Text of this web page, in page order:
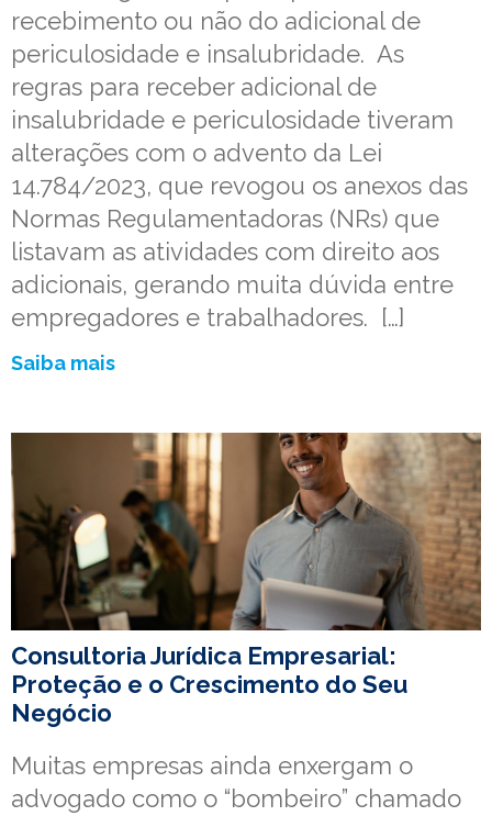
recebimento ou não do adicional de
periculosidade e insalubridade. As
regras para receber adicional de
insalubridade e periculosidade tiveram
alterações com o advento da Lei
14.784/2023, que revogou os anexos das
Normas Regulamentadoras (NRs) que
listavam as atividades com direito aos
adicionais, gerando muita dúvida entre
empregadores e trabalhadores. […]
Saiba mais
Consultoria Jurídica Empresarial:
Proteção e o Crescimento do Seu
Negócio
Muitas empresas ainda enxergam o
advogado como o “bombeiro” chamado